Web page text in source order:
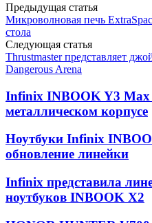
Предыдущая статья
Микроволновая печь
стола
Следующая статья
Thrustmaster представляет
Dangerous Arena
Infinix INBOOK Y3 Max
металлическом корпусе
Ноутбуки Infinix
обновление линейки
Infinix представила
ноутбуков INBOOK X2